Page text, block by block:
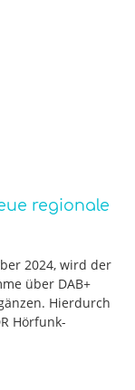
regionale
2024, wird der
über DAB+
Hierdurch
Hörfunk-